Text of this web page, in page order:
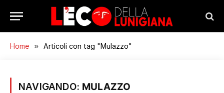
Home » Articoli con tag "Mulazzo"
NAVIGANDO: MULAZZO